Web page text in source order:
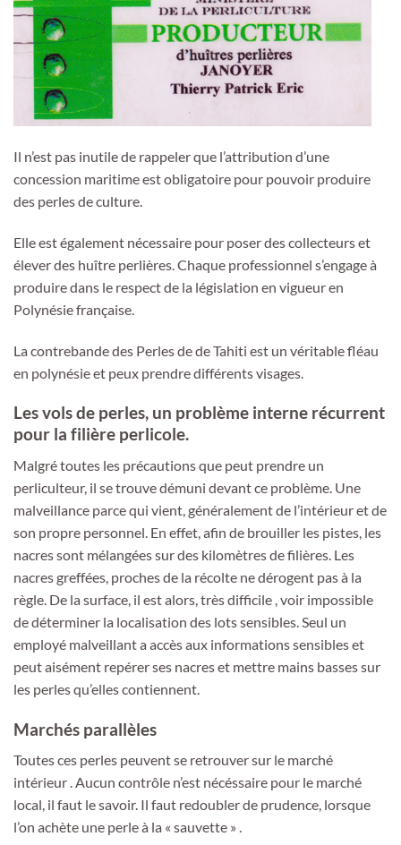
Il n’est pas inutile de rappeler que l’attribution d’une
concession maritime est obligatoire pour pouvoir produire
des perles de culture.
Elle est également nécessaire pour poser des collecteurs et
élever des huître perlières. Chaque professionnel s’engage à
produire dans le respect de la législation en vigueur en
Polynésie française.
La contrebande des Perles de de Tahiti est un véritable fléau
en polynésie et peux prendre différents visages.
Les vols de perles, un problème interne récurrent
pour la filière perlicole.
Malgré toutes les précautions que peut prendre un
perliculteur, il se trouve démuni devant ce problème. Une
malveillance parce qui vient, généralement de l’intérieur et de
son propre personnel. En effet, afin de brouiller les pistes, les
nacres sont mélangées sur des kilomètres de filières. Les
nacres greffées, proches de la récolte ne dérogent pas à la
règle. De la surface, il est alors, très difficile , voir impossible
de déterminer la localisation des lots sensibles. Seul un
employé malveillant a accès aux informations sensibles et
peut aisément repérer ses nacres et mettre mains basses sur
les perles qu’elles contiennent.
Marchés parallèles
Toutes ces perles peuvent se retrouver sur le marché
intérieur . Aucun contrôle n’est nécéssaire pour le marché
local, il faut le savoir. Il faut redoubler de prudence, lorsque
l’on achète une perle à la « sauvette » .